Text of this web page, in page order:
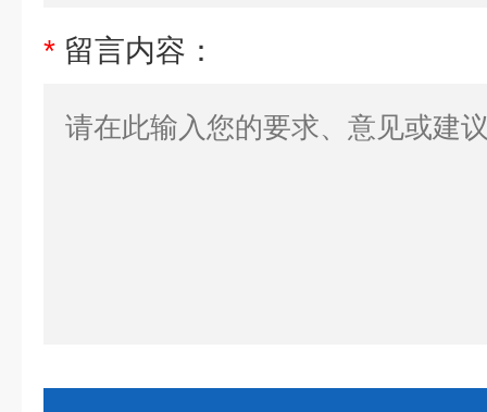
* 留言内容：